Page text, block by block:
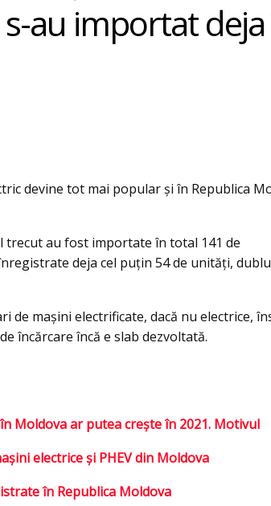
au importat
devine tot mai popular și în Republica
trecut au fost importate în total 141 de
deja cel puțin 54 de unități,
mașini electrificate, dacă nu electrice,
încărcare încă e slab dezvoltată.
Moldova ar putea creşte în 2021. Motivul
electrice şi PHEV din Moldova
în Republica Moldova